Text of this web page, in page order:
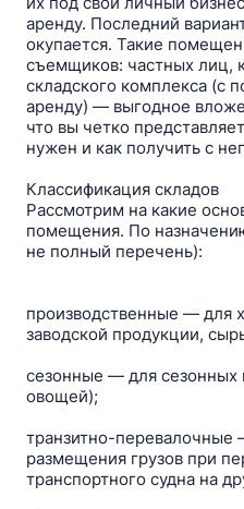
аренду. Последний
окупается. Такие
съемщиков: частных лиц,
складского комплекса (с
аренду) — выгодное
что вы четко
нужен и как получить с
Классификация складов
Рассмотрим на какие
помещения. По
не полный перечень):
производственные — для
заводской продукции,
сезонные — для сезонных
овощей);
транзитно-перевалочные
размещения грузов при
транспортного судна на